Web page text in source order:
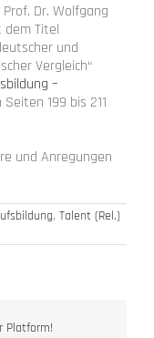
Dr. Wolfgang
dem Titel
und
Vergleich“
–
Seiten 199 bis 211
und Anregungen
, Talent (Rel.)
Platform!